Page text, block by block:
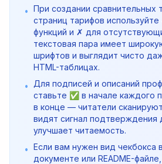
• При создании сравнительных
страниц тарифов
функций и ✗ для
текстовая пара имеет
шрифтов и выглядит чисто
HTML-таблицах.
•
Для подписей и описаний
ставьте ✅ в начале каждого
в конце — читатели
видят сигнал подтверждения
улучшает читаемость.
• Если вам нужен вид чекбокса
документе или README-